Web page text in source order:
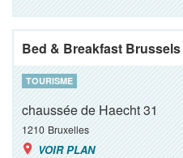
Bed & Breakfast
TOURISME
chaussée de Haecht 31
1210 Bruxelles
VOIR PLAN